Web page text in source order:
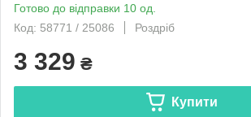
Готово до відправки 10 од.
Код: 58771 / 25086
Роздріб
3 329 ₴
Купити